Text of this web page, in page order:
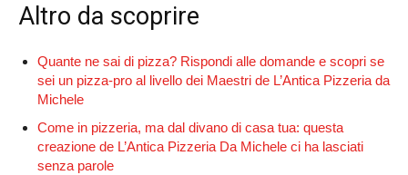
Altro da scoprire
Quante ne sai di pizza? Rispondi alle domande e scopri se
sei un pizza-pro al livello dei Maestri de L’Antica Pizzeria da
Michele
Come in pizzeria, ma dal divano di casa tua: questa
creazione de L’Antica Pizzeria Da Michele ci ha lasciati
senza parole